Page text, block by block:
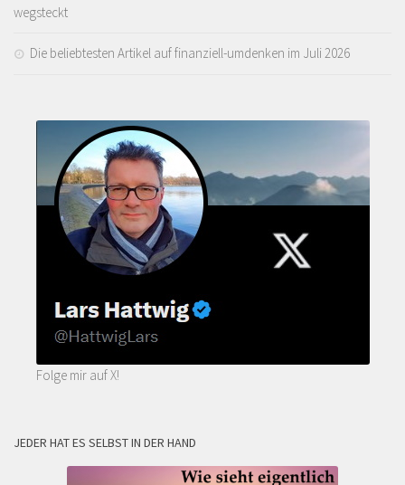
wegsteckt
Die beliebtesten Artikel auf finanziell-umdenken im Juli 2026
Folge mir auf X!
JEDER HAT ES SELBST IN DER HAND